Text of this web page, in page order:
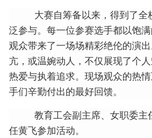
大赛自筹备以来，得到了
泛参与。每一位参赛选手都以饱
观众带来了一场场精彩绝伦的演
亢，或温婉动人，不仅展现了个
热爱与执着追求。现场观众的热
手们辛勤付出的最好回馈。
教育工会副主席、女职委主
任黄飞参加活动。